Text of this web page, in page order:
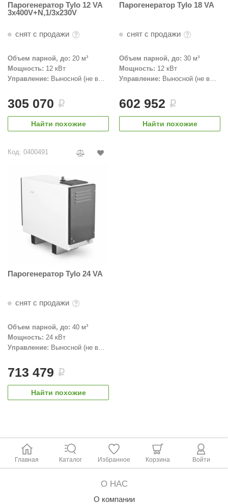
2000
KERN
Snow
Парогенератор Tylo 12 VA
3x400V+N,1/3x230V
снят с продажи
Объем парной, до: 20 м³
Мощность: 12 кВт
Управление: Выносной (не в
305 070 i
Найти похожие
Парогенератор Tylo 18 VA
снят с продажи
Объем парной, до: 30 м³
Мощность: 12 кВт
Управление: Выносной (не в
602 952 i
Найти похожие
Код: 0400491
Парогенератор Tylo 24 VA
снят с продажи
Объем парной, до: 40 м³
Мощность: 24 кВт
Управление: Выносной (не в
713 479 i
Найти похожие
Главная Каталог Избранное Корзина Войти
О НАС
О компании